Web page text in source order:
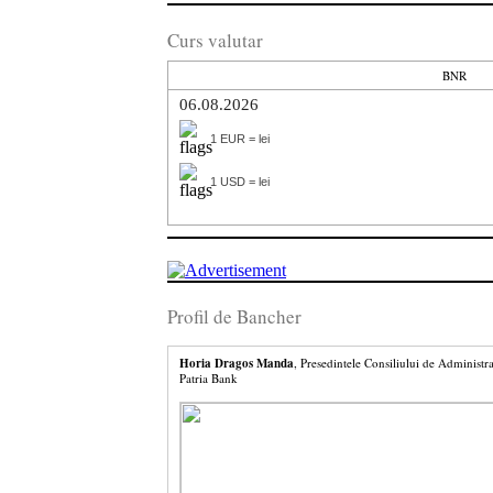
Curs valutar
BNR
06.08.2026
1 EUR = lei
1 USD = lei
Profil de Bancher
Horia Dragos Manda, Presedintele Consiliului de
Patria Bank